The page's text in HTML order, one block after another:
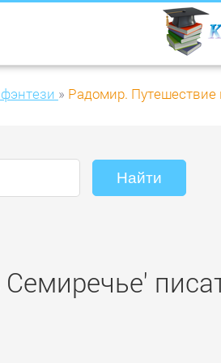
» Радомир. Путешествие